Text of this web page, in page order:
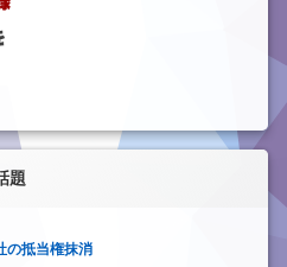
題
の抵当権抹消